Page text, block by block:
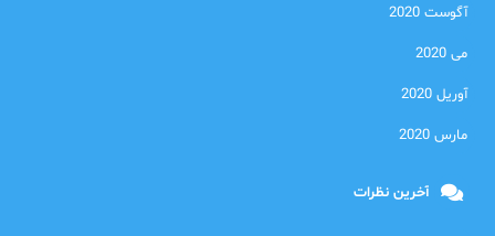
آگوست 2020
می 2020
آوریل 2020
مارس 2020
آخرین نظرات